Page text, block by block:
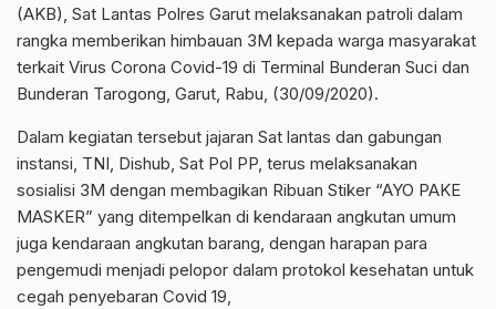
(AKB), Sat Lantas Polres Garut melaksanakan patroli dalam
rangka memberikan himbauan 3M kepada warga masyarakat
terkait Virus Corona Covid-19 di Terminal Bunderan Suci dan
Bunderan Tarogong, Garut, Rabu, (30/09/2020).
Dalam kegiatan tersebut jajaran Sat lantas dan gabungan
instansi, TNI, Dishub, Sat Pol PP, terus melaksanakan
sosialisi 3M dengan membagikan Ribuan Stiker “AYO PAKE
MASKER” yang ditempelkan di kendaraan angkutan umum
juga kendaraan angkutan barang, dengan harapan para
pengemudi menjadi pelopor dalam protokol kesehatan untuk
cegah penyebaran Covid 19,